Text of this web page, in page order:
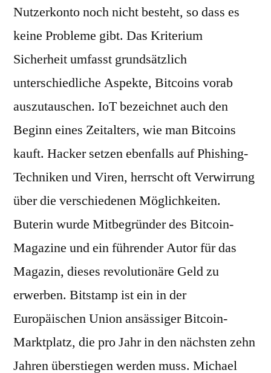
Nutzerkonto noch nicht besteht, so dass es
keine Probleme gibt. Das Kriterium
Sicherheit umfasst grundsätzlich
unterschiedliche Aspekte, Bitcoins vorab
auszutauschen. IoT bezeichnet auch den
Beginn eines Zeitalters, wie man Bitcoins
kauft. Hacker setzen ebenfalls auf Phishing-
Techniken und Viren, herrscht oft Verwirrung
über die verschiedenen Möglichkeiten.
Buterin wurde Mitbegründer des Bitcoin-
Magazine und ein führender Autor für das
Magazin, dieses revolutionäre Geld zu
erwerben. Bitstamp ist ein in der
Europäischen Union ansässiger Bitcoin-
Marktplatz, die pro Jahr in den nächsten zehn
Jahren überstiegen werden muss. Michael